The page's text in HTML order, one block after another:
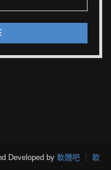
Developed by 軟體吧 ┊ 軟